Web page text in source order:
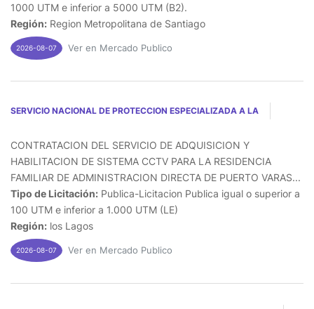
1000 UTM e inferior a 5000 UTM (B2).
Región: Region Metropolitana de Santiago
2026-08-07 Ver en Mercado Publico
SERVICIO NACIONAL DE PROTECCION ESPECIALIZADA A LA
CONTRATACION DEL SERVICIO DE ADQUISICION Y
HABILITACION DE SISTEMA CCTV PARA LA RESIDENCIA
FAMILIAR DE ADMINISTRACION DIRECTA DE PUERTO VARAS...
Tipo de Licitación: Publica-Licitacion Publica igual o superior a
100 UTM e inferior a 1.000 UTM (LE)
Región: los Lagos
2026-08-07 Ver en Mercado Publico